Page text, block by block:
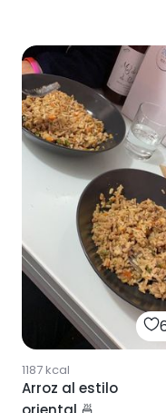
1187kcal
Arroz al estilo